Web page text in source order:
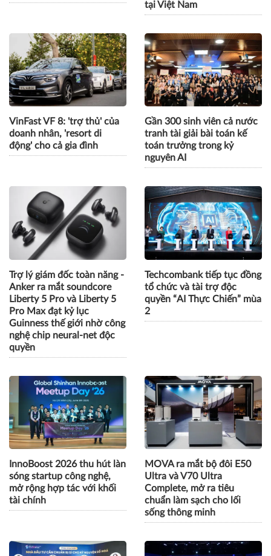
tại Việt Nam
VinFast VF 8: 'trợ thủ' của
doanh nhân, 'resort di
động' cho cả gia đình
Gần 300 sinh viên cả nước
tranh tài giải bài toán kế
toán trưởng trong kỷ
nguyên AI
Trợ lý giám đốc toàn năng -
Anker ra mắt soundcore
Liberty 5 Pro và Liberty 5
Pro Max đạt kỷ lục
Guinness thế giới nhờ công
nghệ chip neural-net độc
quyền
Techcombank tiếp tục đồng
tổ chức và tài trợ độc
quyền “AI Thực Chiến” mùa
2
InnoBoost 2026 thu hút làn
sóng startup công nghệ,
mở rộng hợp tác với khối
tài chính
MOVA ra mắt bộ đôi E50
Ultra và V70 Ultra
Complete, mở ra tiêu
chuẩn làm sạch cho lối
sống thông minh